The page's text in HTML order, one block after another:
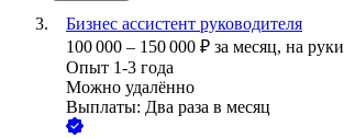
Бизнес ассистент руководителя
100 000 – 150 000 ₽ за месяц, на руки
Опыт 1-3 года
Можно удалённо
Выплаты: Два раза в месяц